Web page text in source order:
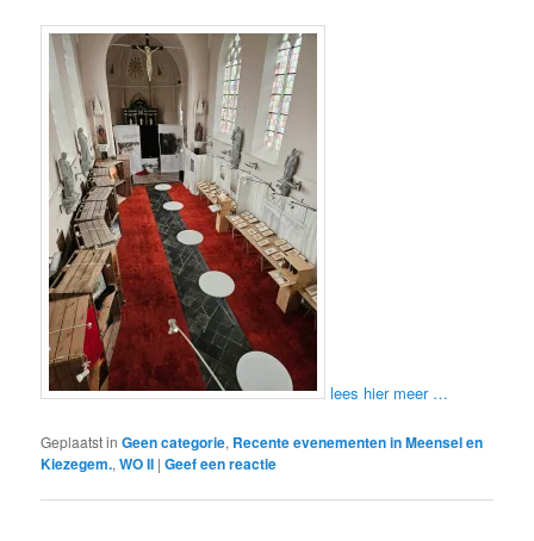
lees hier meer …
Geplaatst in Geen categorie, Recente evenementen in Meensel en
Kiezegem.,WO II |Geef een reactie